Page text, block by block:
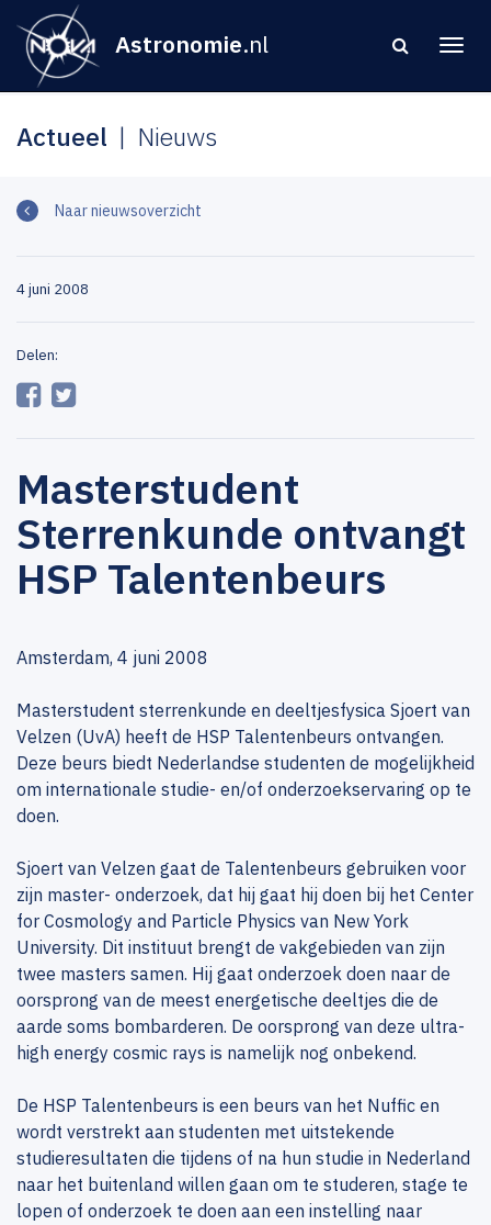
Astronomie.nl
Actueel Nieuws
Naar nieuwsoverzicht
4 juni 2008
Delen:
Masterstudent
Sterrenkunde ontvangt
HSP Talentenbeurs
Amsterdam, 4 juni 2008
Masterstudent sterrenkunde en deeltjesfysica Sjoert van
Velzen (UvA) heeft de HSP Talentenbeurs ontvangen.
Deze beurs biedt Nederlandse studenten de mogelijkheid
om internationale studie- en/of onderzoekservaring op te
doen.
Sjoert van Velzen gaat de Talentenbeurs gebruiken voor
zijn master- onderzoek, dat hij gaat hij doen bij het Center
for Cosmology and Particle Physics van New York
University. Dit instituut brengt de vakgebieden van zijn
twee masters samen. Hij gaat onderzoek doen naar de
oorsprong van de meest energetische deeltjes die de
aarde soms bombarderen. De oorsprong van deze ultra-
high energy cosmic rays is namelijk nog onbekend.
De HSP Talentenbeurs is een beurs van het Nuffic en
wordt verstrekt aan studenten met uitstekende
studieresultaten die tijdens of na hun studie in Nederland
naar het buitenland willen gaan om te studeren, stage te
lopen of onderzoek te doen aan een instelling naar